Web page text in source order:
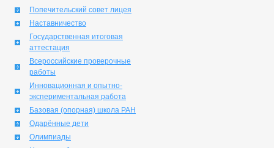
Попечительский совет лицея
Наставничество
Государственная итоговая
аттестация
Всероссийские проверочные
работы
Инновационная и опытно-
экспериментальная работа
Базовая (опорная) школа РАН
Одарённые дети
Олимпиады